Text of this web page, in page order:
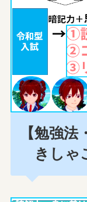
【勉強法
きしゃ